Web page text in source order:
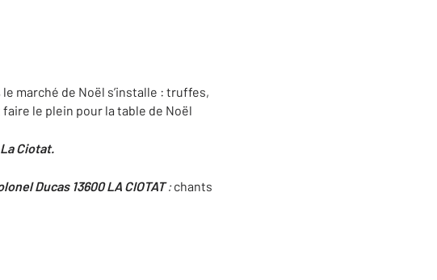
le marché de Noël s’installe : truffes,
le plein pour la table de Noël
Ciotat.
Ducas 13600 LA CIOTAT:chants